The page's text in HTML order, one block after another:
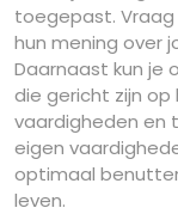
toegepast. Vraag
hun mening over
Daarnaast kun je
die gericht zijn
vaardigheden en
eigen
optimaal
leven.